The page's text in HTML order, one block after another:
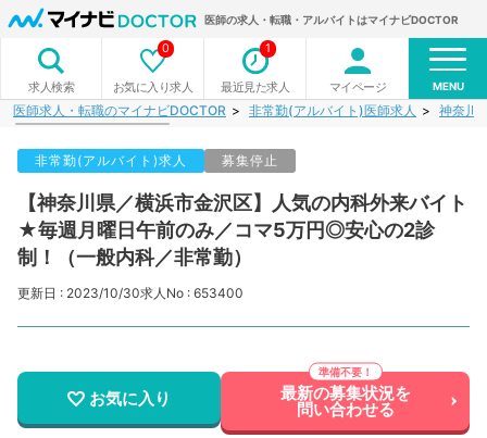
医師の求人・転職・アルバイトはマイナビDOCTOR
求人検索 お気に入り求人
0
最近見た求人
1
マイページ MENU
医師求人・転職のマイナビDOCTOR 非常勤(アルバイト)医師求人 神奈川
非常勤(アルバイト)求人 募集停止
【神奈川県／横浜市金沢区】人気の内科外来バイト
★毎週月曜日午前のみ／コマ5万円◎安心の2診
制！（一般内科／非常勤）
更新日 : 2023/10/30求人No : 653400
お気に入り 最新の募集状況を
問い合わせる